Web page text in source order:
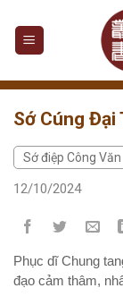
Sớ Cúng Đại
Sớ điệp Công Văn
12/10/2024
Phục dĩ Chung
đạo cảm thâm,